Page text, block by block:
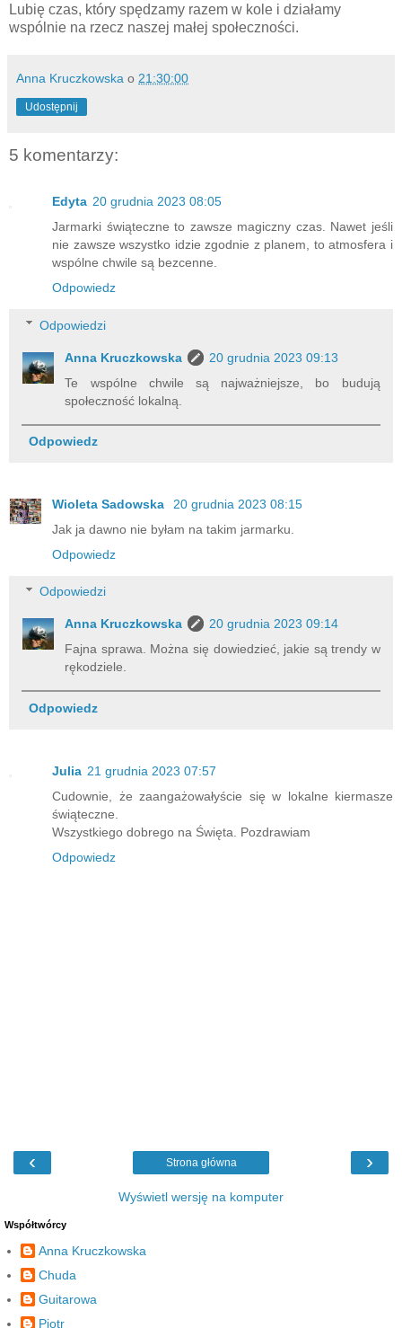
Lubię czas, który spędzamy razem w kole i działamy
wspólnie na rzecz naszej małej społeczności.
Anna Kruczkowska o 21:30:00
Udostępnij
5 komentarzy:
Edyta 20 grudnia 2023 08:05
Jarmarki świąteczne to zawsze magiczny czas. Nawet jeśli
nie zawsze wszystko idzie zgodnie z planem, to atmosfera i
wspólne chwile są bezcenne.
Odpowiedz
Odpowiedzi
Anna Kruczkowska
20 grudnia 2023 09:13
Te wspólne chwile są najważniejsze, bo budują
społeczność lokalną.
Odpowiedz
Wioleta Sadowska
20 grudnia 2023 08:15
Jak ja dawno nie byłam na takim jarmarku.
Odpowiedz
Odpowiedzi
Anna Kruczkowska
20 grudnia 2023 09:14
Fajna sprawa. Można się dowiedzieć, jakie są trendy w
rękodziele.
Odpowiedz
Julia 21 grudnia 2023 07:57
Cudownie, że zaangażowałyście się w lokalne kiermasze
świąteczne.
Wszystkiego dobrego na Święta. Pozdrawiam
Odpowiedz
‹ ›
Strona główna
Wyświetl wersję na komputer
Współtwórcy
Anna Kruczkowska
Chuda
Guitarowa
Piotr